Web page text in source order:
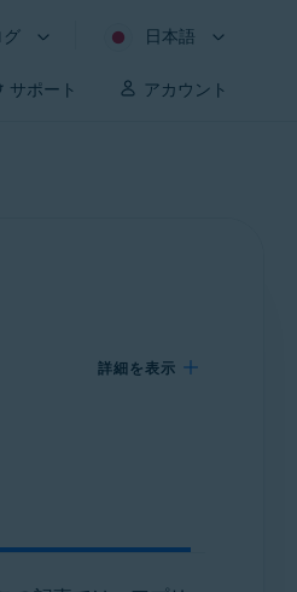
日本語
サポート アカウント
詳細を表示